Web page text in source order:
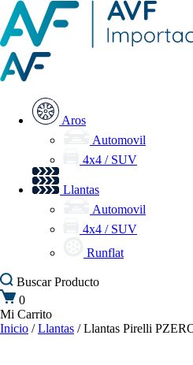
Aros
Automovil
4x4 / SUV
Llantas
Automovil
4x4 / SUV
Runflat
BuscarProducto
0
Mi Carrito
Inicio /Llantas / Llantas Pirelli